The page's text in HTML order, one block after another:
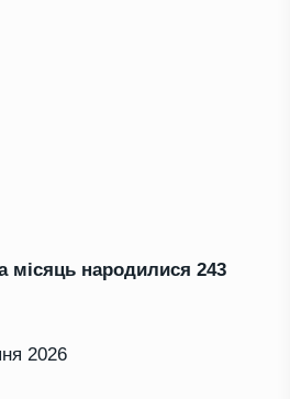
місяць народилися 243
2026